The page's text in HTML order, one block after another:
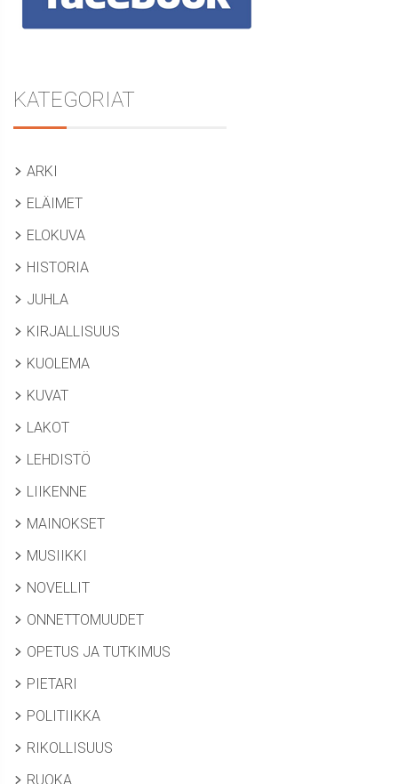
KATEGORIAT
ARKI
ELÄIMET
ELOKUVA
HISTORIA
JUHLA
KIRJALLISUUS
KUOLEMA
KUVAT
LAKOT
LEHDISTÖ
LIIKENNE
MAINOKSET
MUSIIKKI
NOVELLIT
ONNETTOMUUDET
OPETUS JA TUTKIMUS
PIETARI
POLITIIKKA
RIKOLLISUUS
RUOKA